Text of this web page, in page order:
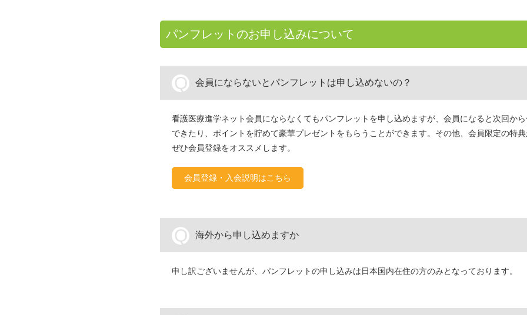
パンフレットのお申し込みについて
Q 会員にならないとパンフレットは申し込めないの？
看護医療進学ネット会員にならなくてもパンフレットを申し込めますが、会員になると次回か
できたり、ポイントを貯めて豪華プレゼントをもらうことができます。その他、会員限定の特典
ぜひ会員登録をオススメします。
会員登録・入会説明はこちら
Q 海外から申し込めますか
申し訳ございませんが、パンフレットの申し込みは日本国内在住の方のみとなっております。